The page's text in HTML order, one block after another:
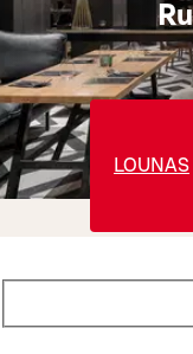
LOUNAS